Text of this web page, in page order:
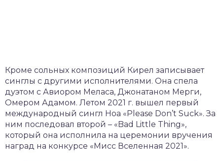
Кроме сольных композиций Кирел записывает
синглы с другими исполнителями. Она спела
дуэтом с Авиором Меласа, Джонатаном Мерги,
Омером Адамом. Летом 2021 г. вышел первый
международный сингл Ноа «Please Don’t Suck». За
ним последовал второй – «Bad Little Thing»,
который она исполнила на церемонии вручения
наград на конкурсе «Мисс Вселенная 2021».